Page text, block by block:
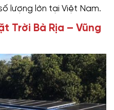
lượng lớn tại Việt Nam.
Trời Bà Rịa – Vũng